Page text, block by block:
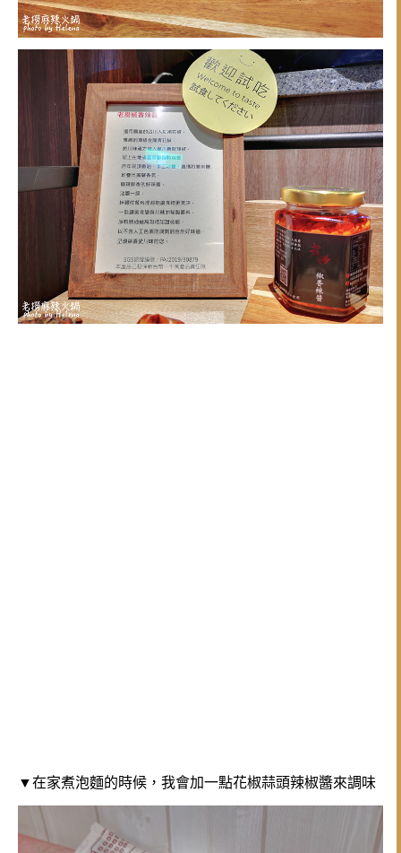
▼在家煮泡麵的時候，我會加一點花椒蒜頭辣椒醬來調味